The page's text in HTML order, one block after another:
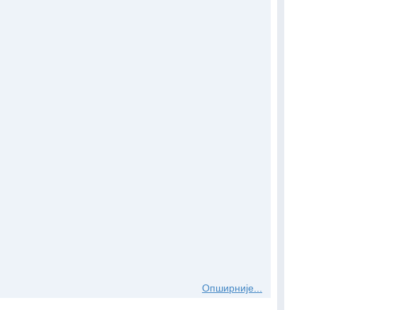
Опширније...